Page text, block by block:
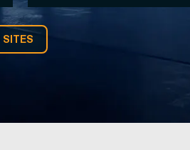
SITES